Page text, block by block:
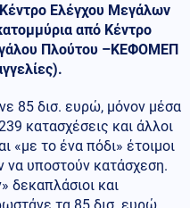
Ελέγχου Μεγάλων
από Κέντρο
Πλούτου –ΚΕΦΟΜΕΠ
85 δισ. ευρώ, μόνον μέσα
κατασχέσεις και άλλοι
«με το ένα πόδι» έτοιμοι
να υποστούν κατάσχεση.
δεκαπλάσιοι και